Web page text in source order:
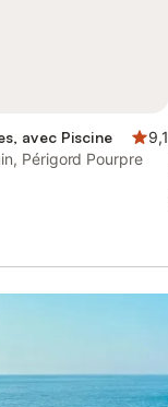
avec Piscine
9,1
Périgord Pourpre